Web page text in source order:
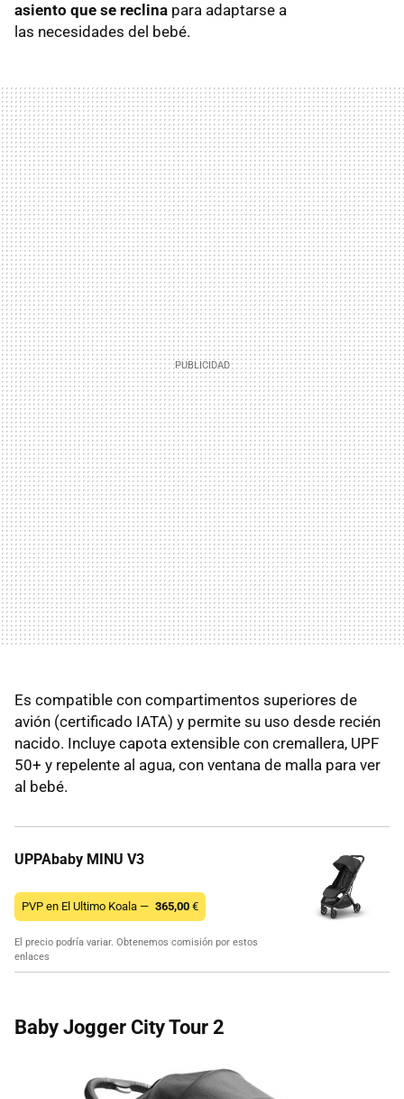
asiento que se reclina para adaptarse a
las necesidades del bebé.
Es compatible con compartimentos superiores de
avión (certificado IATA) y permite su uso desde recién
nacido. Incluye capota extensible con cremallera, UPF
50+ y repelente al agua, con ventana de malla para ver
al bebé.
UPPAbaby MINU V3
PVP en El Ultimo Koala — 365,00 €
El precio podría variar. Obtenemos comisión por estos
enlaces
Baby Jogger City Tour 2